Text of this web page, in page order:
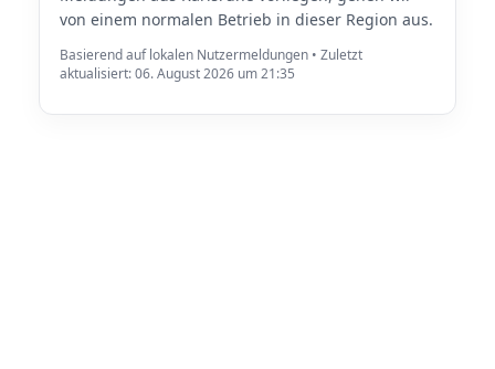
von einem normalen Betrieb in dieser Region aus.
Basierend auf lokalen Nutzermeldungen • Zuletzt
aktualisiert: 06. August 2026 um 21:35